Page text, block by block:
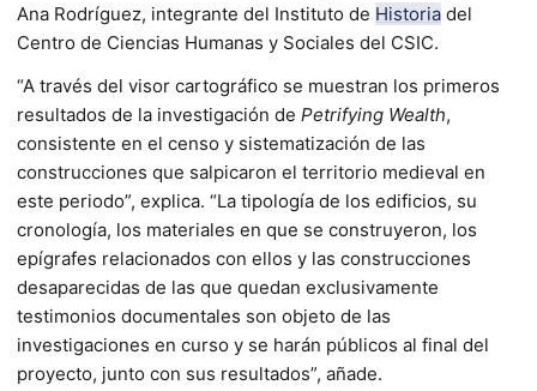
Ana Rodríguez, integrante del Instituto de Historia del
Centro de Ciencias Humanas y Sociales del CSIC.
“A través del visor cartográfico se muestran los primeros
resultados de la investigación de Petrifying Wealth,
consistente en el censo y sistematización de las
construcciones que salpicaron el territorio medieval en
este periodo”, explica. “La tipología de los edificios, su
cronología, los materiales en que se construyeron, los
epígrafes relacionados con ellos y las construcciones
desaparecidas de las que quedan exclusivamente
testimonios documentales son objeto de las
investigaciones en curso y se harán públicos al final del
proyecto, junto con sus resultados”, añade.